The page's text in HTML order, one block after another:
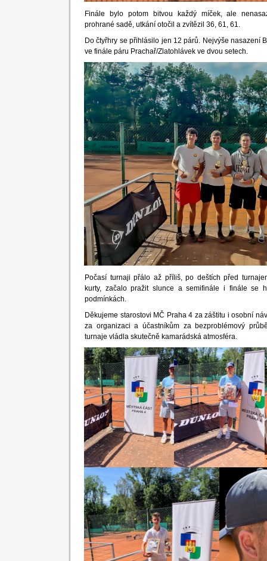
Finále bylo potom bitvou každý míček, ale
prohrané sadě, utkání otočil a zvítězil 36, 61, 61.
Do čtyřhry se přihlásilo jen 12 párů. Nejvýše nasazení
ve finále páru Prachař/Zlatohlávek ve dvou setech.
Počasí turnaji přálo až příliš, po deštích před
kurty, začalo pražit slunce a semifinále i finále se
podmínkách.
Děkujeme starostovi MČ Praha 4 za záštitu i osobní
za organizaci a účastníkům za bezproblémový
turnaje vládla skutečně kamarádská atmosféra.